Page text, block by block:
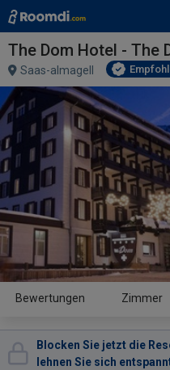
The Dom Hotel - The
Saas-almagell
Bewertungen Zimmer
Blocken Sie jetzt die
lehnen Sie sich